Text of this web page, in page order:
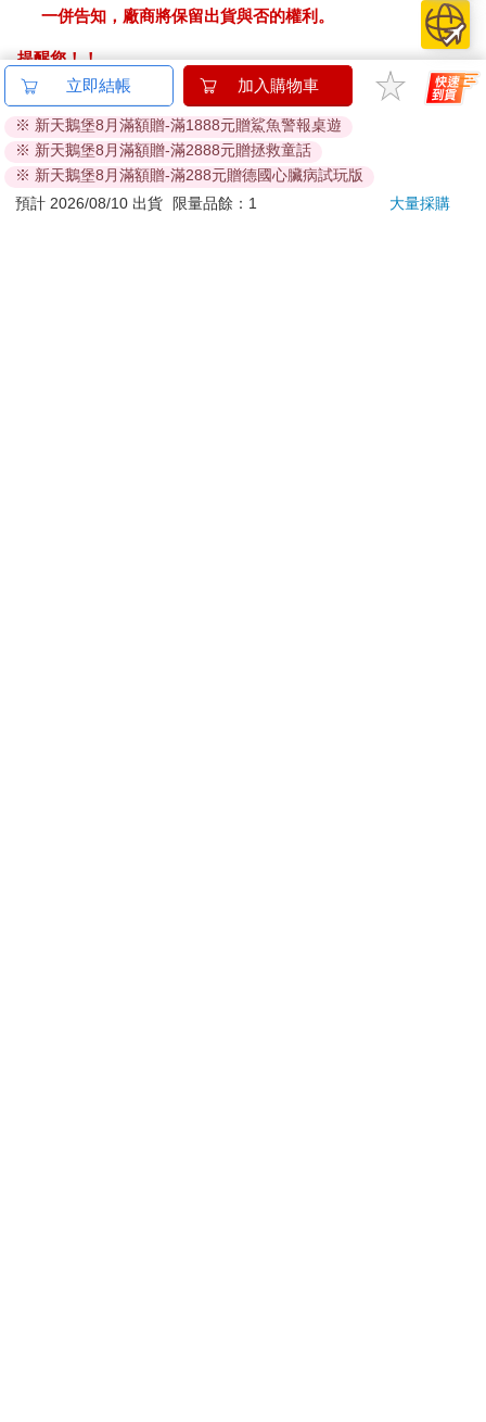
一併告知，廠商將保留出貨與否的權利。
提醒您！！
金石堂及銀行均不會請您操作ATM! 如接獲電話要求您前往
ATM提款機，請不要聽從指示，以免受騙上當！
退換貨須知：
**提醒您，鑑賞期不等於試用期，退回商品須為全新狀態**
依據「消費者保護法」第19條及行政院消費者保護處公告之
立即結帳 加入購物車
※ 新天鵝堡8月滿額贈-滿1888元贈鯊魚警報桌遊
※ 新天鵝堡8月滿額贈-滿2888元贈拯救童話
※ 新天鵝堡8月滿額贈-滿288元贈德國心臟病試玩版
預計 2026/08/10 出貨
限量品餘：1 大量採購